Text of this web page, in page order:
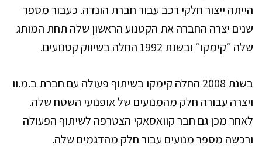
הייתה ייצור חלקי רכב עבור חברת הונדה. כעבור מספר
שנים יצרה החברה את הקטנוע הראשון שלה תחת המותג
שלה ״קימקו״ ובשנת 1992 החלה בשיווק קטנועים.
בשנת 2008 החלה קימקו בשיתוף פעולה עם חברת ב.מ.וו
ויצרה עבורה חלק מהמנועים של אופנועי השטח שלה.
לאחר מכן גם חבר קוואסאקי הצטרפה לשיתוף הפעולה
ורכשה מספר מנועים עבור חלק מהדגמים שלה.